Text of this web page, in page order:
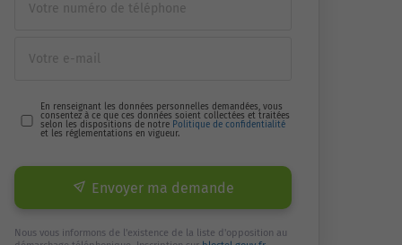
En renseignant les données personnelles demandées, vous
consentez à ce que ces données soient collectées et traitées
selon les dispositions de notre Politique de confidentialité
et les réglementations en vigueur.
Envoyer ma demande
Nous vous informons de l'existence de la liste d'opposition au